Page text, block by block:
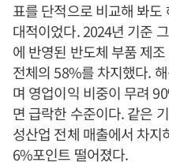
표를 단적으로 비교해 봐
대적이었다. 2024년 기준
에 반영된 반도체 부품 제
전체의 58%를 차지했다.
며 영업이익 비중이 무려
면 급락한 수준이다. 같은
성산업 전체 매출에서 차
6%포인트 떨어졌다.